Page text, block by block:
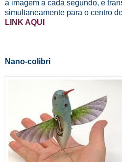
a imagem a cada segundo, e
simultaneamente para o centro
LINK AQUI
Nano-colibri